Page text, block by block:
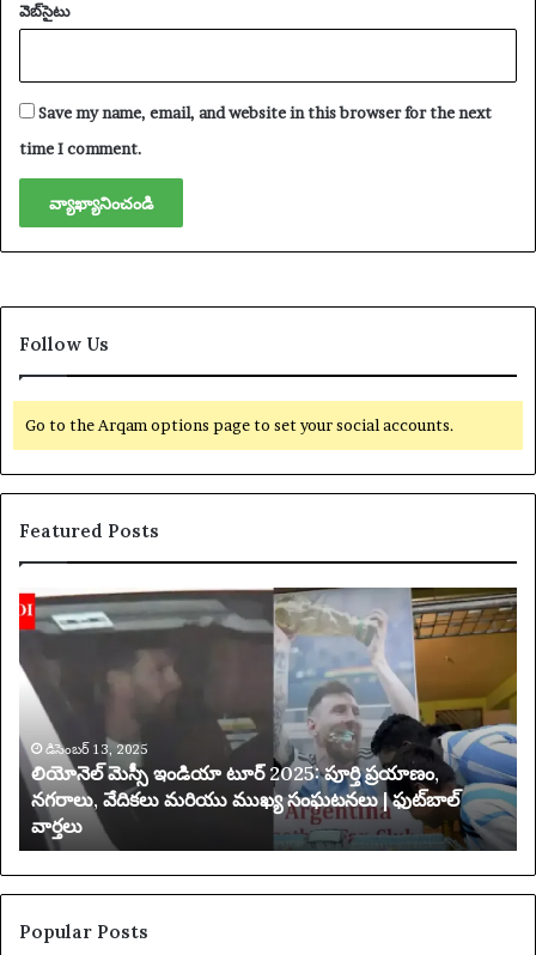
వెబ్‌సైటు
Save my name, email, and website in this browser for the next
time I comment.
Follow Us
Go to the Arqam options page to set your social accounts.
Featured Posts
లి
యో
ల్
మె
ఇం
డి
యా
టూ
ర్
2
0
2
డిసెంబర్ 13, 2025
లియోనెల్ మెస్సీ ఇండియా టూర్ 2025: పూర్తి ప్రయాణం,
నగరాలు, వేదికలు మరియు ముఖ్య సంఘటనలు | ఫుట్‌బాల్
వార్తలు
ది
Popular Posts